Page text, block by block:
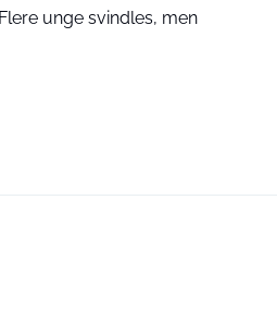
unge svindles, men